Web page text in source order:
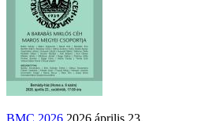
BMC 2026 2026 április 23.